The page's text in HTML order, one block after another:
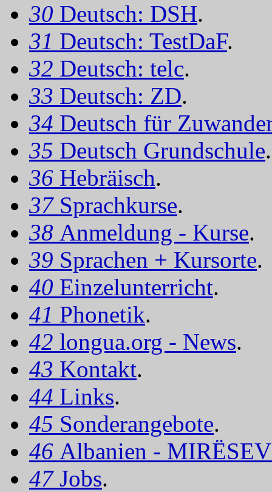
30 Deutsch: DSH.
31 Deutsch: TestDaF.
32 Deutsch: telc.
33 Deutsch: ZD.
34 Deutsch für
35 Deutsch Grundschule.
36 Hebräisch.
37 Sprachkurse.
38 Anmeldung - Kurse.
39 Sprachen + Kursorte.
40 Einzelunterricht.
41 Phonetik.
42 longua.org - News.
43 Kontakt.
44 Links.
45 Sonderangebote.
46 Albanien -
47 Jobs.